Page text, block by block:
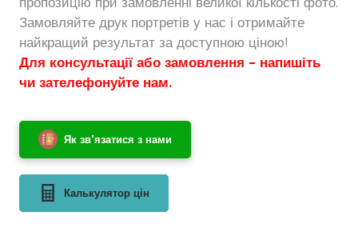
Замовляйте друк портретів у нас і отримайте
найкращий результат за доступною ціною!
Для консультації або замовлення - напишіть
чи зателефонуйте нам.
Як зв'язатися з нами
Калькулятор цін